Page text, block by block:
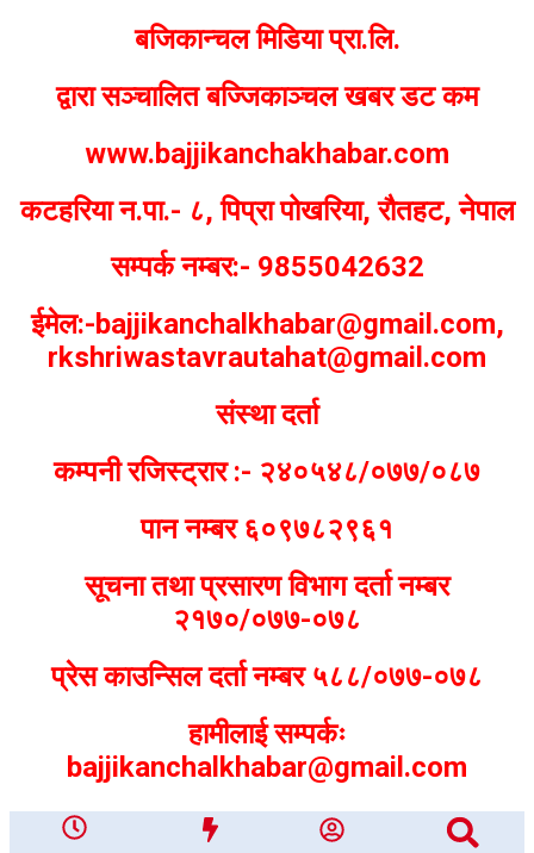
बजिकान्चल मिडिया प्रा.लि.
द्वारा सञ्चालित बज्जिकाञ्चल खबर डट कम
www.bajjikanchakhabar.com
कटहरिया न.पा.- ८, पिप्रा पोखरिया, रौतहट, नेपाल
सम्पर्क नम्बर:- 9855042632
ईमेल:-bajjikanchalkhabar@gmail.com,
rkshriwastavrautahat@gmail.com
संस्था दर्ता
कम्पनी रजिस्ट्रार :- २४०५४८/०७७/०८७
पान नम्बर ६०९७८२९६१
सूचना तथा प्रसारण विभाग दर्ता नम्बर
२१७०/०७७-०७८
प्रेस काउन्सिल दर्ता नम्बर ५८८/०७७-०७८
हामीलाई सम्पर्कः
bajjikanchalkhabar@gmail.com